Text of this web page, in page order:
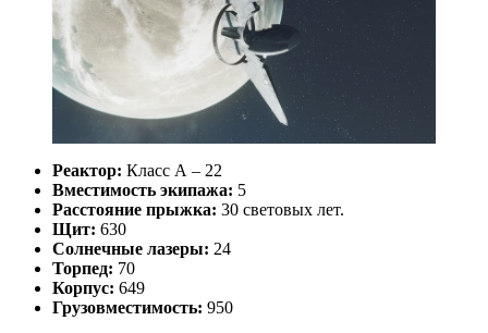
Реактор: Класс А – 22
Вместимость экипажа: 5
Расстояние прыжка: 30 световых лет.
Щит: 630
Солнечные лазеры: 24
Торпед: 70
Корпус: 649
Грузовместимость: 950